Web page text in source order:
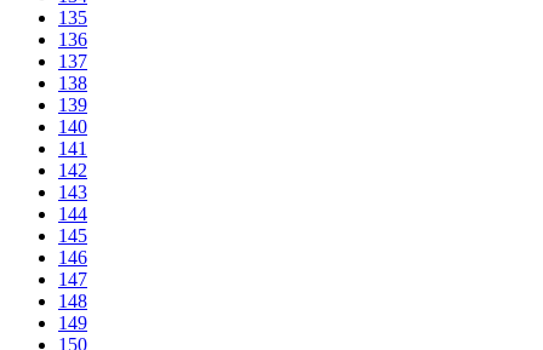
135
136
137
138
139
140
141
142
143
144
145
146
147
148
149
150